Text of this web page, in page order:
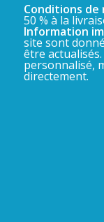
Conditions
50 % à la
Information
site sont
être
personnalisé,
directement.